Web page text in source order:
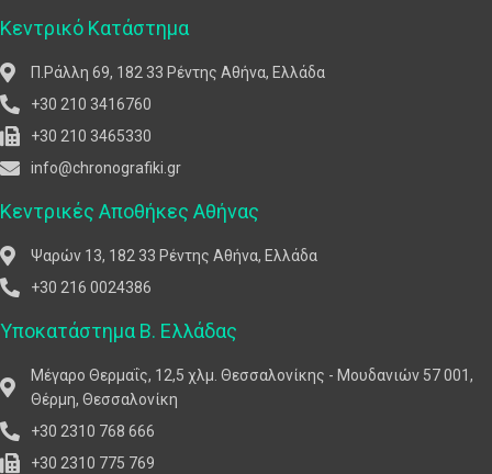
Κεντρικό Κατάστημα
Π.Ράλλη 69, 182 33 Ρέντης Αθήνα, Ελλάδα
+30 210 3416760
+30 210 3465330
info@chronografiki.gr
Κεντρικές Αποθήκες Αθήνας
Ψαρών 13, 182 33 Ρέντης Αθήνα, Ελλάδα
+30 216 0024386
Υποκατάστημα Β. Ελλάδας
Μέγαρο Θερμαΐς, 12,5 χλμ. Θεσσαλονίκης - Μουδανιών 57 001,
Θέρμη, Θεσσαλονίκη
+30 2310 768 666
+30 2310 775 769